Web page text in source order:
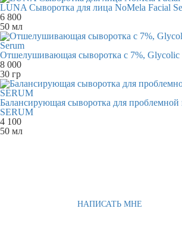
LUNA Сыворотка для лица NoMela Facial
6 800
50 мл
Отшелушивающая сыворотка с 7%, Glycolic
8 000
30 гр
Балансирующая сыворотка для
SERUM
4 100
50 мл
НАПИСАТЬ МНЕ